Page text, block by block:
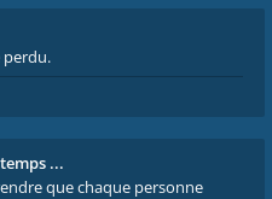
perdu.
...
que chaque personne